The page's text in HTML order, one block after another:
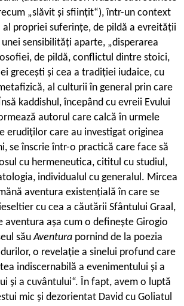
„slăvit și sființit“), într-un context
al propriei suferințe, de pildă a evreității
sensibilități aparte, „disperarea
de pildă, conflictul dintre stoici,
grecești și cea a tradiției iudaice, cu
al culturii în general prin care
kaddishul, începând cu evreii Evului
autorul care calcă în urmele
erudiților care au investigat originea
se înscrie într-o practică care face să
cu hermeneutica, cititul cu studiul,
individualul cu generalul. Mircea
aventura existențială în care se
cu cea a căutării Sfântului Graal,
aventura așa cum o definește Girogio
săuAventura pornind de la poezia
o revelație a sinelui profund care
indiscernabilă a evenimentului și a
și a cuvântului“. În fapt, avem o luptă
mic și dezorientat David cu Goliatul